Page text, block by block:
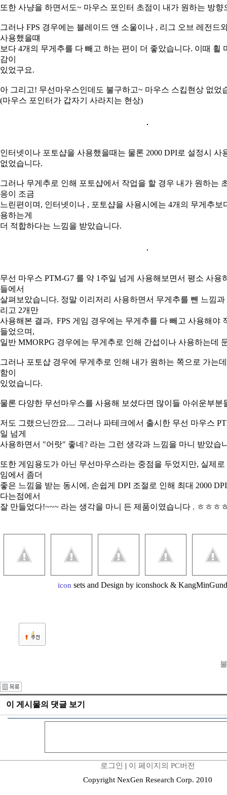
또한 사냥을 하면서도~ 마우스 포인터 초점이 내가 원하는 방향
그러나 FPS 경우에는 블레이드 앤 소울이나 , 리그 오브 레전드
사용했을떄
보다 4개의 무게추를 다 빼고 하는 편이 더 좋았습니다. 이때 휠
감이
있었구요.
아 그리고! 무선마우스인데도 불구하고~ 마우스 스킵현상 없었
(마우스 포인터가 갑자기 사라지는 현상)
인터넷이나 포토샵을 사용했을때는 물론 2000 DPI로 설정시 사
없었습니다.
그러나 무게추로 인해 포토샵에서 작업을 할 경우 내가 원하는
응이 조금
느린편이며, 인터넷이나 , 포토샵을 사용시에는 4개의 무게추보
용하는게
더 적합하다는 느낌을 받았습니다.
무선 마우스 PTM-G7 를 약 1주일 넘게 사용해보면서 평소 사용
들에서
살펴보았습니다. 정말 이리저리 사용하면서 무게추를 뺀 느낌
리고 2개만
사용해본 결과, FPS 게임 경우에는 무게추를 다 빼고 사용해야
들었으며,
일반 MMORPG 경우에는 무게추로 인해 간섭이나 사용하는데
그러나 포토샵 경우에 무게추로 인해 내가 원하는 쪽으로 가는
함이
있었습니다.
물론 다양한 무선마우스를 사용해 보셨다면 많이들 아쉬운부분
저도 그랬으닌깐요.... 그러나 파테크에서 출시한 무선 마우스
일 넘게
사용하면서 "어랏" 좋네? 라는 그런 생각과 느낌을 마니 받았습
또한 게임용도가 아닌 무선마우스라는 중점을 두었지만, 실제
임에서 좀더
좋은 느낌을 받는 동시에, 손쉽게 DPI 조절로 인해 최대 2000
다는점에서
잘 만들었다!~~~ 라는 생각을 마니 든 제품이였습니다 . ㅎㅎㅎ
icon sets and Design by iconshock &
4
이 게시물의 댓글 보기
로그인 | 이 페이지의 PC버전
Copyright NexGen Research Corp. 2010